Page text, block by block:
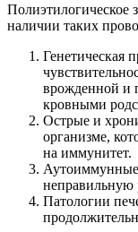
Полиэтилогическое
наличии таких
Генетическая
врожденной и
кровными
Острые и
организме,
на иммунитет.
неправильную
Патологии